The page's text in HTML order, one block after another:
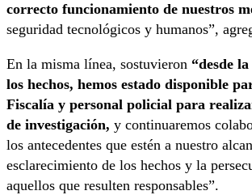
correcto funcionamiento de nuestros
seguridad tecnológicos y humanos”,
En la misma línea, sostuvieron “desde
los hechos, hemos estado disponible
Fiscalía y personal policial para
de investigación, y continuaremos
los antecedentes que estén a nuestro
esclarecimiento de los hechos y la
aquellos que resulten responsables”.